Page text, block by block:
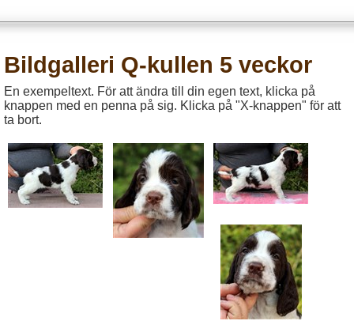
Bildgalleri Q-kullen 5 veckor
En exempeltext. För att ändra till din egen text, klicka på
knappen med en penna på sig. Klicka på "X-knappen" för att
ta bort.